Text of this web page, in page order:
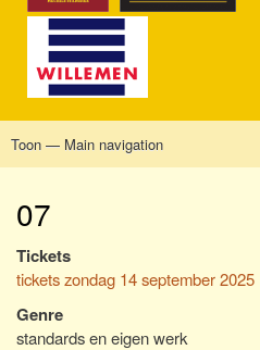
Main
Toon — Main navigation
07
Tickets
tickets zondag 14 september 2025
Genre
standards en eigen werk